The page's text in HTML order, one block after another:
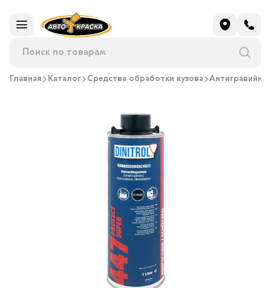
Главная Каталог Средства обработки кузова